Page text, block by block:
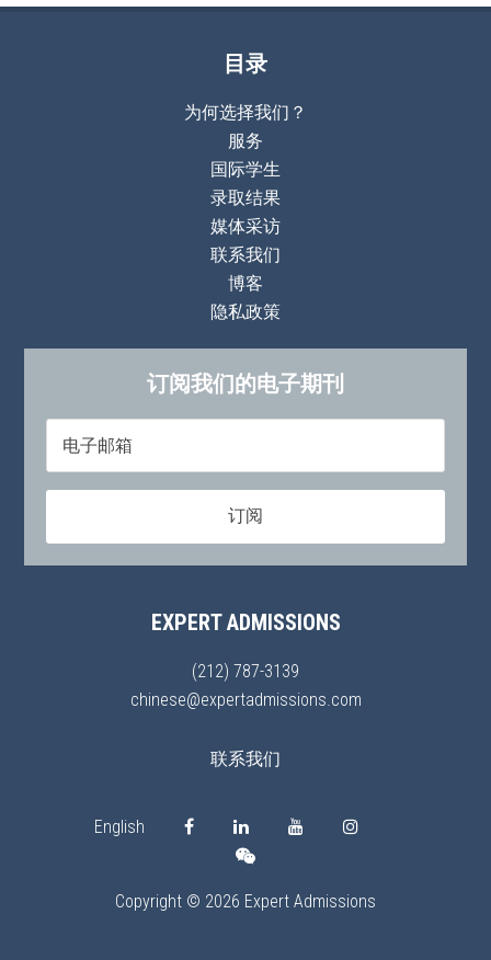
目录
为何选择我们？
服务
国际学生
录取结果
媒体采访
联系我们
博客
隐私政策
订阅我们的电子期刊
EXPERT ADMISSIONS
(212) 787-3139
chinese@expertadmissions.com
联系我们
English
Copyright © 2026 Expert Admissions